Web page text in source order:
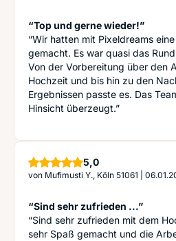
“Top und gerne wieder!”
“Wir hatten mit Pixeldreams
gemacht. Es war quasi das
Von der Vorbereitung über den
Hochzeit und bis hin zu den
Ergebnissen passte es. Das
Hinsicht überzeugt.”
5,0Sterne
von Mufimusti Y., Köln 51061
“Sind sehr zufrieden ...”
“Sind sehr zufrieden mit dem
sehr Spaß gemacht und die